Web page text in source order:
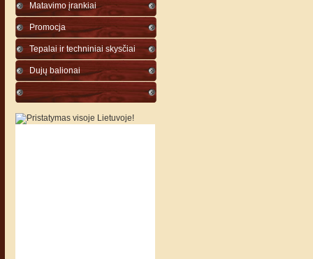
Matavimo įrankiai
Promocja
Tepalai ir techniniai skysčiai
Dujų balionai